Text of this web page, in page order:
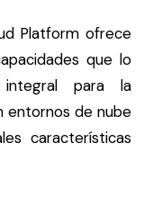
Platform ofrece
que lo
para la
entornos de nube
características